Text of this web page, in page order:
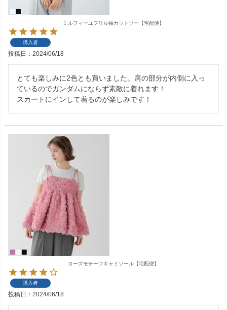
ミルフィーユフリル袖カットソー【宅配便】
購入者
投稿日 2024/06/18
とても楽しみに2色とも買いました。肩の部分が内側に入っ
ているのでガンダムにならず素敵に着れます！
スカートにインして着るのが楽しみです！
ローズモチーフキャミソール【宅配便】
購入者
投稿日 2024/06/18